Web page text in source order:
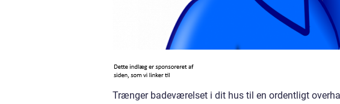
Trænger badeværelset i dit hus til en ordentligt